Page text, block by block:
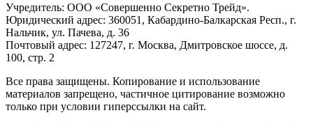
Учредитель: ООО «Совершенно Секретно Трейд».
Юридический адрес: 360051, Кабардино-Балкарская Респ., г.
Нальчик, ул. Пачева, д. 36
Почтовый адрес: 127247, г. Москва, Дмитровское шоссе, д.
100, стр. 2
Все права защищены. Копирование и использование
материалов запрещено, частичное цитирование возможно
только при условии гиперссылки на сайт.